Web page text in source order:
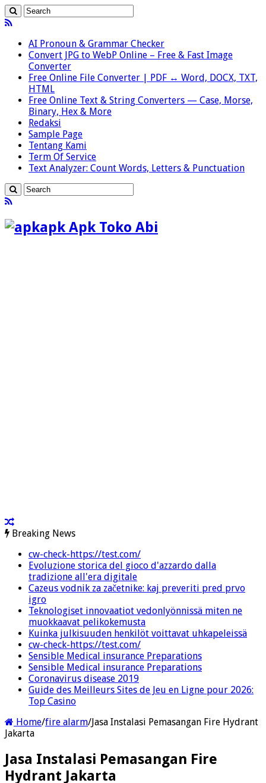
AI Pronoun & Grammar Checker
Convert JPG to WebP Online – Free & Fast Image
Converter
Free Online File Converter | PDF ↔ Word, DOCX, TXT,
HTML
Free Online Text & String Converters — Case, Morse,
Binary, Hex & More
Redaksi
Sample Page
Tentang Kami
Term Of Service
Text Analyzer: Count Words, Letters & Punctuation
apk Apk Toko Abi
Breaking News
cw-check-https://test.com/
Evoluzione storica del gioco d'azzardo dalla
tradizione all'era digitale
Cazeus vodnik za začetnike: kaj preveriti pred prvo
igro
Teknologiset innovaatiot vedonlyönnissä miten ne
muokkaavat pelikokemusta
Kuinka julkisuuden henkilöt voittavat uhkapeleissä
cw-check-https://test.com/
Sensible Medical insurance Preparations
Sensible Medical insurance Preparations
Coronavirus disease 2019
Guide des Meilleurs Sites de Jeu en Ligne pour 2026:
Top Casino
Home/fire alarm/Jasa Instalasi Pemasangan Fire Hydrant
Jakarta
Jasa Instalasi Pemasangan Fire
Hydrant Jakarta